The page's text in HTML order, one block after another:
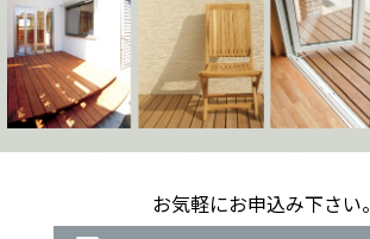
お気軽にお申込み下さい。